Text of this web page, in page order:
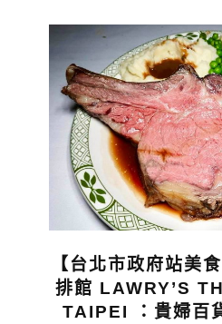
【台北市政府站美
排館 LAWRY’S
TAIPEI ：貴婦百